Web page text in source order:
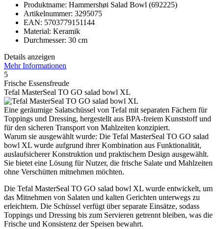
Produktname: Hammershøi Salad Bowl (692225)
Artikelnummer: 3295075
EAN: 5703779151144
Material: Keramik
Durchmesser: 30 cm
Details anzeigen
Mehr Informationen
5
Frische Essensfreude
Tefal MasterSeal TO GO salad bowl XL
Eine geräumige Salatschüssel von Tefal mit separaten Fächern für
Toppings und Dressing, hergestellt aus BPA-freiem Kunststoff und
für den sicheren Transport von Mahlzeiten konzipiert.
Warum sie ausgewählt wurde: Die Tefal MasterSeal TO GO salad
bowl XL wurde aufgrund ihrer Kombination aus Funktionalität,
auslaufsicherer Konstruktion und praktischem Design ausgewählt.
Sie bietet eine Lösung für Nutzer, die frische Salate und Mahlzeiten
ohne Verschütten mitnehmen möchten.
Die Tefal MasterSeal TO GO salad bowl XL wurde entwickelt, um
das Mitnehmen von Salaten und kalten Gerichten unterwegs zu
erleichtern. Die Schüssel verfügt über separate Einsätze, sodass
Toppings und Dressing bis zum Servieren getrennt bleiben, was die
Frische und Konsistenz der Speisen bewahrt.